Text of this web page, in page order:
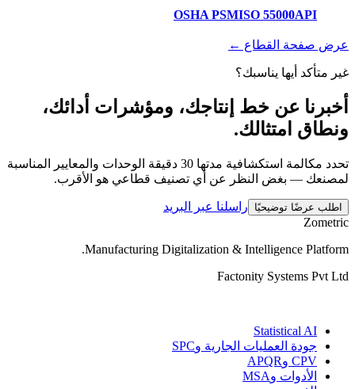
API
ISO 55000
OSHA PSM
عرض صفحة القطاع ←
غير متأكد أيها يناسبك؟
أخبرنا عن خط إنتاجك، ومؤشرات أدائك،
ونطاق امتثالك.
تحدد مكالمة استكشافية مدتها 30 دقيقة الوحدات والمعايير المناسبة
لمصنعك — بغض النظر عن أي تصنيف قطاعي هو الأقرب.
اطلب عرضًا توضيحيًا
راسلنا عبر البريد
Zometric
Manufacturing Digitalization & Intelligence Platform
.
Factonity Systems Pvt Ltd
Statistical AI
جودة العمليات الجارية وSPC
CPV وAPQR
الأدوات وMSA